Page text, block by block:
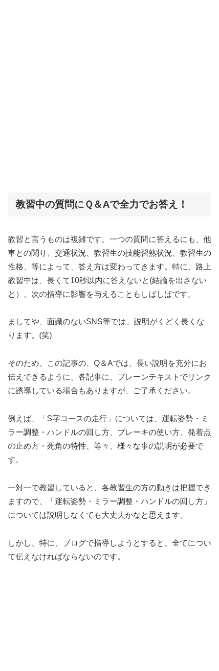
教習中の質問にＱ＆Aで全力でお答え！
教習と言うものは複雑です。一つの質問に答えるにも、他
車との関り、交通状況、教習生の技能習熟状況、教習生の
性格、等によって、答え方は変わってきます。特に、路上
教習中は、長くて10秒以内に答えないと(結論を出さない
と）、次の指導に影響を与えることもしばしばです。
ましてや、面識のないSNS等では、説明がくどく長くな
ります。(笑)
そのため、この記事の、Q＆Aでは、長い説明を充分にお
伝えできるように、各記事に、プレーンテキストでリンク
に誘導している場合もありますが、ご了承ください。
例えば、「S字コースの走行」については、運転姿勢・ミ
ラー調整・ハンドルの回し方、ブレーキの使い方、発着点
の止め方・死角の特性、等々、様々な事の説明が必要で
す。
一対一で教習していると、各教習生の方の動きは把握でき
ますので、「運転姿勢・ミラー調整・ハンドルの回し方」
については説明しなくても大丈夫かなと思えます。
しかし、特に、ブログで指導しようとすると、全てについ
て伝えなければならないのです。